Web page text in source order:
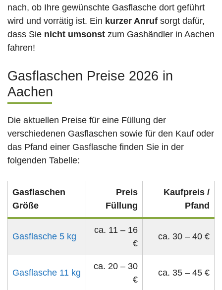
nach, ob Ihre gewünschte Gasflasche dort geführt
wird und vorrätig ist. Ein kurzer Anruf sorgt dafür,
dass Sie nicht umsonst zum Gashändler in Aachen
fahren!
Gasflaschen Preise 2026 in
Aachen
Die aktuellen Preise für eine Füllung der
verschiedenen Gasflaschen sowie für den Kauf oder
das Pfand einer Gasflasche finden Sie in der
folgenden Tabelle:
Gasflaschen
Größe
Preis
Füllung
Kaufpreis /
Pfand
Gasflasche 5 kg
ca. 11 – 16
€
ca. 30 – 40 €
Gasflasche 11 kg
ca. 20 – 30
€
ca. 35 – 45 €